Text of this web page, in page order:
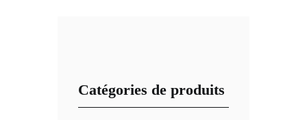
Catégories de produits